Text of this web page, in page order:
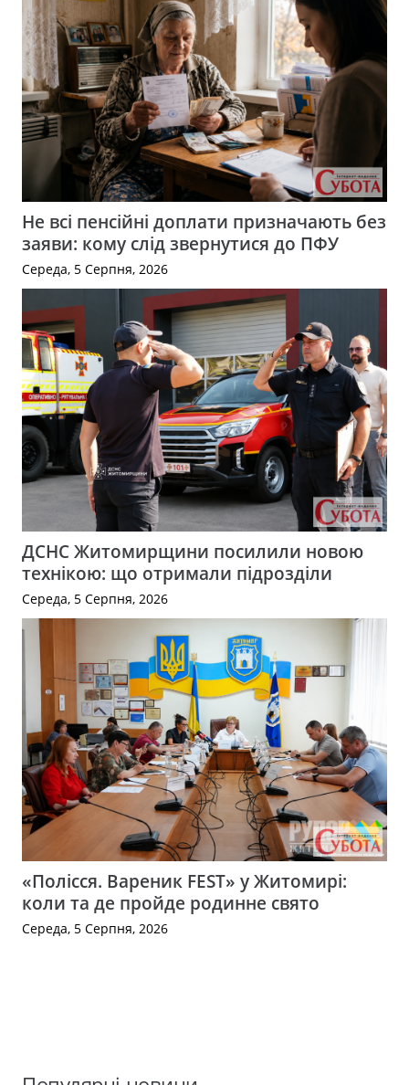
Не всі пенсійні доплати призначають без
заяви: кому слід звернутися до ПФУ
Середа, 5 Серпня, 2026
ДСНС Житомирщини посилили новою
технікою: що отримали підрозділи
Середа, 5 Серпня, 2026
«Полісся. Вареник FEST» у Житомирі:
коли та де пройде родинне свято
Середа, 5 Серпня, 2026